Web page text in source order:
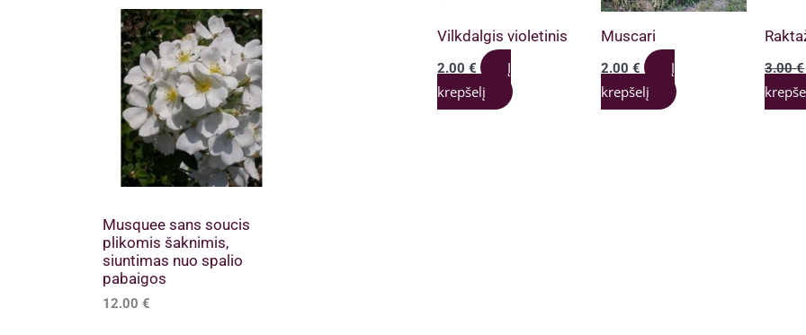
Musquee sans soucis
plikomis šaknimis,
siuntimas nuo spalio
pabaigos
12.00 €
Vilkdalgis violetinis
2.00 €
Į
krepšelį
Muscari
2.00€
Į
krepšelį
3.00€